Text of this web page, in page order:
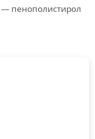
пенополистирол